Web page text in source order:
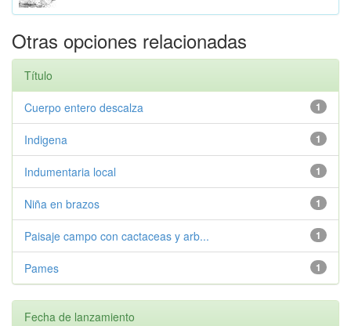
Otras opciones relacionadas
Título
1
Cuerpo entero descalza
1
Indigena
1
Indumentaria local
1
Niña en brazos
1
Paisaje campo con cactaceas y arb...
1
Pames
Fecha de lanzamiento